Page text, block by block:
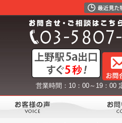
営業時間：10：00～19：00